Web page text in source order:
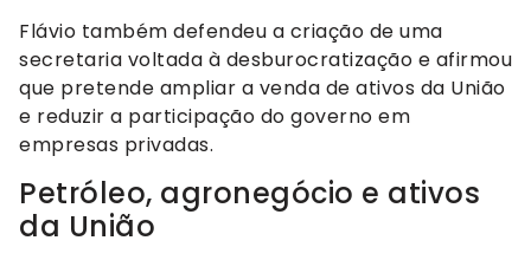
Flávio também defendeu a criação de uma
secretaria voltada à desburocratização e afirmou
que pretende ampliar a venda de ativos da União
e reduzir a participação do governo em
empresas privadas.
Petróleo, agronegócio e ativos
da União